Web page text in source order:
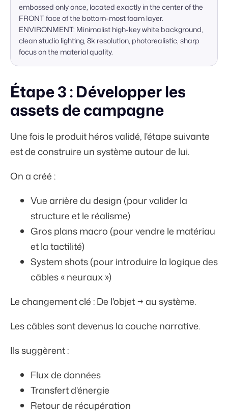
embossed only once, located exactly in the center of the
FRONT face of the bottom-most foam layer.
ENVIRONMENT: Minimalist high-key white background,
clean studio lighting, 8k resolution, photorealistic, sharp
focus on the material quality.
Étape 3 : Développer les
assets de campagne
Une fois le produit héros validé, l'étape suivante
est de construire un système autour de lui.
On a créé :
Vue arrière du design (pour valider la
structure et le réalisme)
Gros plans macro (pour vendre le matériau
et la tactilité)
System shots (pour introduire la logique des
câbles « neuraux »)
Le changement clé : De l'objet → au système.
Les câbles sont devenus la couche narrative.
Ils suggèrent :
Flux de données
Transfert d'énergie
Retour de récupération